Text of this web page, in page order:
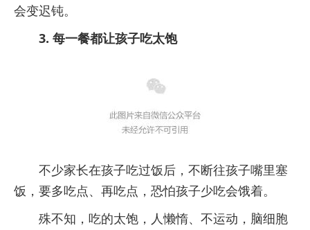
会变迟钝。
3. 每一餐都让孩子吃太饱
不少家长在孩子吃过饭后，不断往孩子嘴里塞
饭，要多吃点、再吃点，恐怕孩子少吃会饿着。
殊不知，吃的太饱，人懒惰、不运动，脑细胞